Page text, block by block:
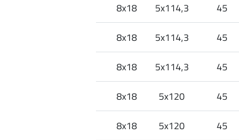
8x18 5x114,3 45
8x18 5x114,3 45
8x18 5x114,3 45
8x18 5x120 45
8x18 5x120 45